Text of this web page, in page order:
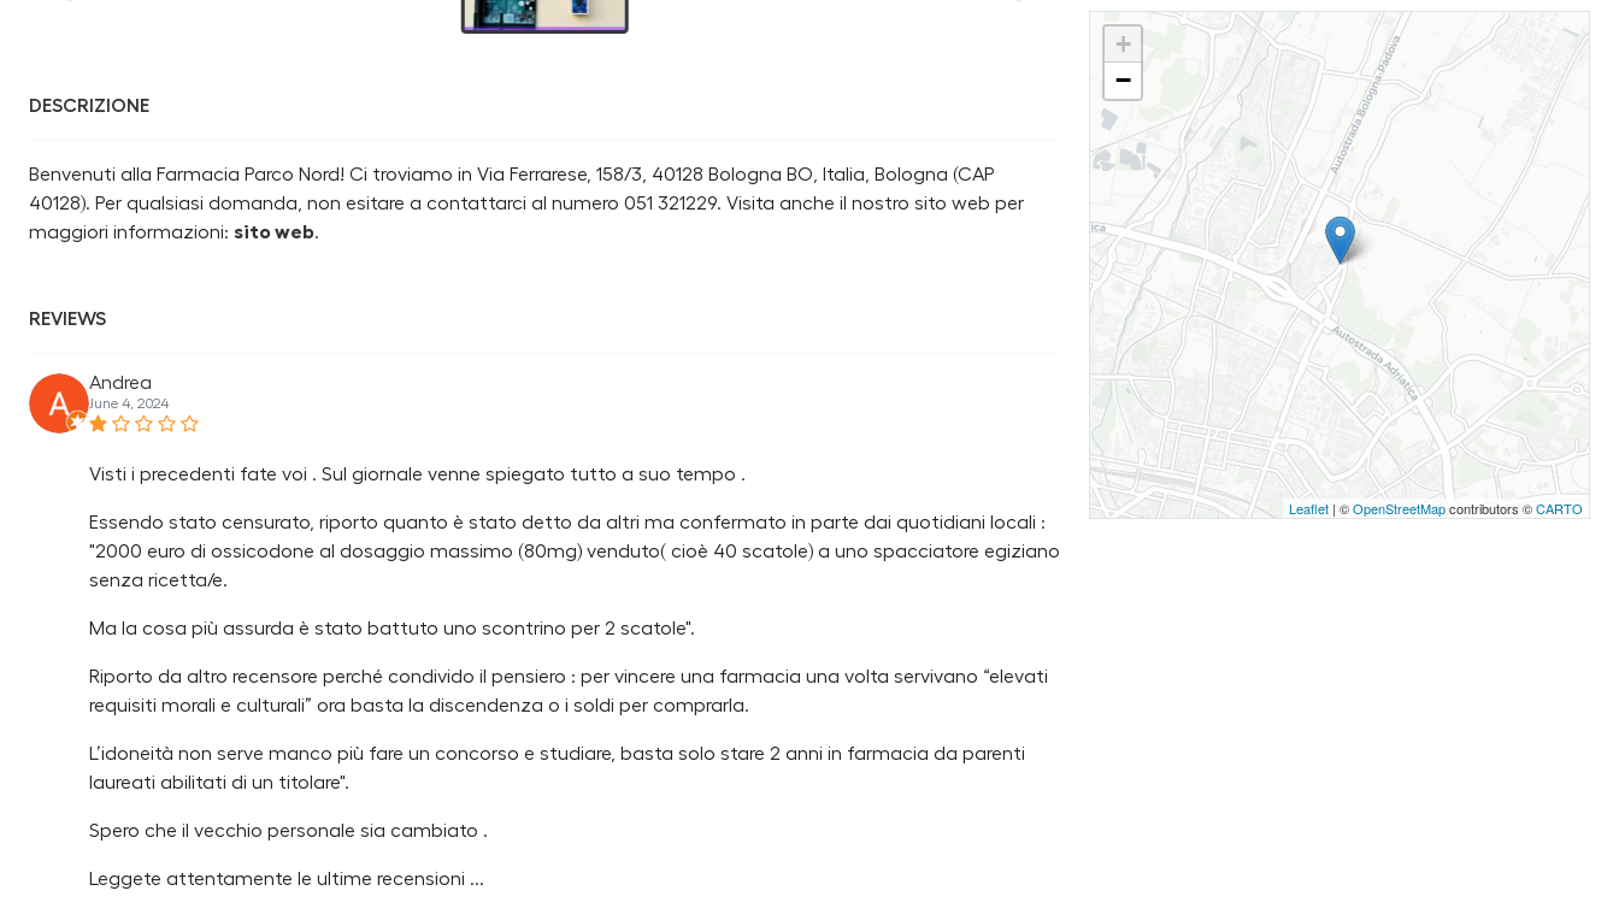
DESCRIZIONE
Benvenuti alla Farmacia Parco Nord! Ci troviamo in Via Ferrarese, 158/3, 40128 Bologna BO, Italia, Bologna (CAP
40128). Per qualsiasi domanda, non esitare a contattarci al numero 051 321229. Visita anche il nostro sito web per
maggiori informazioni: sito web.
REVIEWS
Andrea
June 4, 2024
Visti i precedenti fate voi . Sul giornale venne spiegato tutto a suo tempo .
Essendo stato censurato, riporto quanto è stato detto da altri ma confermato in parte dai quotidiani locali :
"2000 euro di ossicodone al dosaggio massimo (80mg) venduto( cioè 40 scatole) a uno spacciatore egiziano
senza ricetta/e.
Ma la cosa più assurda è stato battuto uno scontrino per 2 scatole".
Riporto da altro recensore perché condivido il pensiero : per vincere una farmacia una volta servivano “elevati
requisiti morali e culturali” ora basta la discendenza o i soldi per comprarla.
L’idoneità non serve manco più fare un concorso e studiare, basta solo stare 2 anni in farmacia da parenti
laureati abilitati di un titolare".
Spero che il vecchio personale sia cambiato .
Leggete attentamente le ultime recensioni ...
+
−
Leaflet | ©OpenStreetMapcontributors ©CARTO